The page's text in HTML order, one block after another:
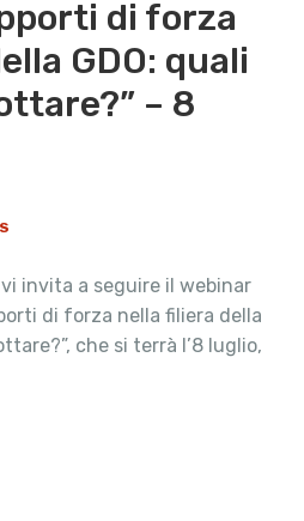
di forza
GDO: quali
– 8
invita a seguire il webinar
di forza nella filiera della
che si terrà l’8 luglio,